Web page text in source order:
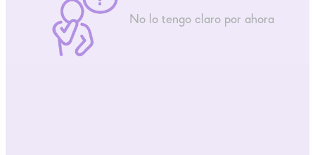
No lo tengo claro por ahora